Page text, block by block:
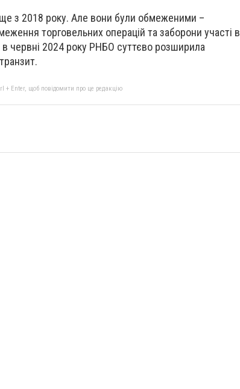
ще з 2018 року. Але вони були обмеженими –
торговельних операцій та заборони участі в
в червні 2024 року РНБО суттєво розширила
+ Enter, щоб повідомити про це редакцію